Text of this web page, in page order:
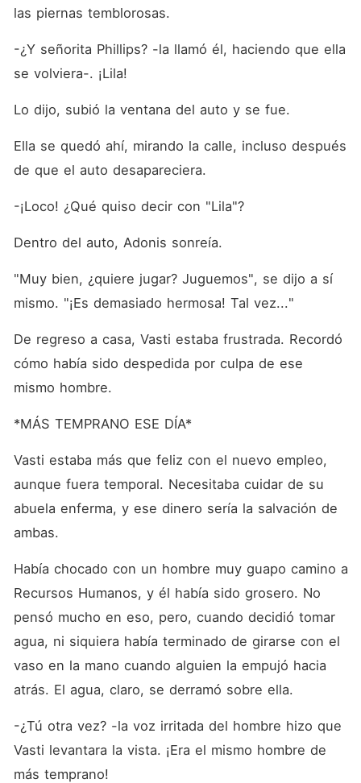
las piernas temblorosas.
-¿Y señorita Phillips? -la llamó él, haciendo que ella
se volviera-. ¡Lila!
Lo dijo, subió la ventana del auto y se fue.
Ella se quedó ahí, mirando la calle, incluso después
de que el auto desapareciera.
-¡Loco! ¿Qué quiso decir con "Lila"?
Dentro del auto, Adonis sonreía.
"Muy bien, ¿quiere jugar? Juguemos", se dijo a sí
mismo. "¡Es demasiado hermosa! Tal vez..."
De regreso a casa, Vasti estaba frustrada. Recordó
cómo había sido despedida por culpa de ese
mismo hombre.
*MÁS TEMPRANO ESE DÍA*
Vasti estaba más que feliz con el nuevo empleo,
aunque fuera temporal. Necesitaba cuidar de su
abuela enferma, y ese dinero sería la salvación de
ambas.
Había chocado con un hombre muy guapo camino a
Recursos Humanos, y él había sido grosero. No
pensó mucho en eso, pero, cuando decidió tomar
agua, ni siquiera había terminado de girarse con el
vaso en la mano cuando alguien la empujó hacia
atrás. El agua, claro, se derramó sobre ella.
-¿Tú otra vez? -la voz irritada del hombre hizo que
Vasti levantara la vista. ¡Era el mismo hombre de
más temprano!